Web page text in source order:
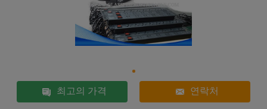
최고의 가격 연락처